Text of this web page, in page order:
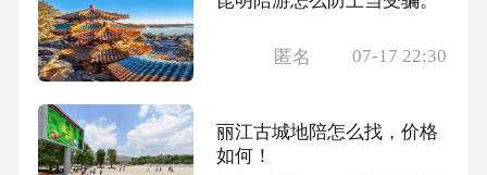
匿名 07-17 22:30
丽江古城地陪怎么找，价格
如何！